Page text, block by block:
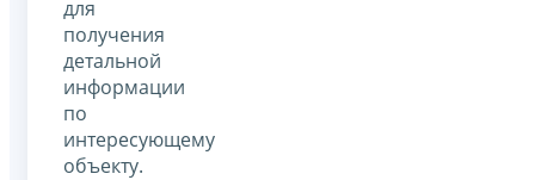
для
получения
детальной
информации
по
интересующему
объекту.